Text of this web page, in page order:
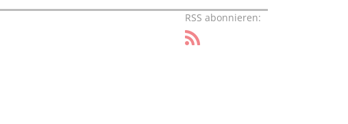
RSS abonnieren: